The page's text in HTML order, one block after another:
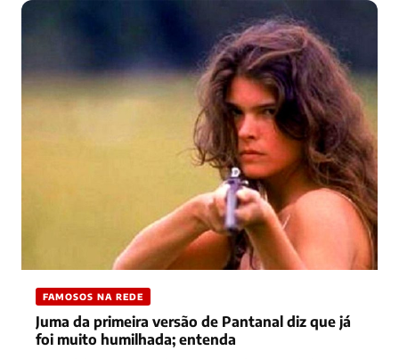
FAMOSOS NA REDE
Juma da primeira versão de Pantanal diz que já
foi muito humilhada; entenda